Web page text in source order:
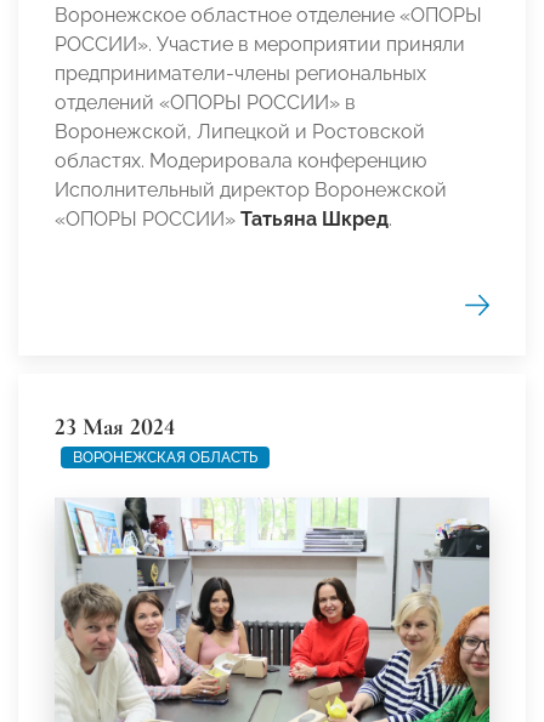
Воронежское областное отделение «ОПОРЫ
РОССИИ». Участие в мероприятии приняли
предприниматели-члены региональных
отделений «ОПОРЫ РОССИИ» в
Воронежской, Липецкой и Ростовской
областях. Модерировала конференцию
Исполнительный директор Воронежской
«ОПОРЫ РОССИИ» Татьяна Шкред.
23 Мая 2024
ВОРОНЕЖСКАЯ ОБЛАСТЬ